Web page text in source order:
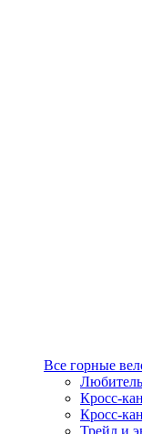
Все горные
Кросс-
Кросс-